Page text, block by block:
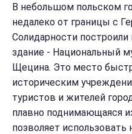
В небольшом польском
недалеко от границы с
Солидарности
здание - Национальный
Щецина. Это место
историческим
туристов и жителей
плавно поднимающаяся
позволяет использовать